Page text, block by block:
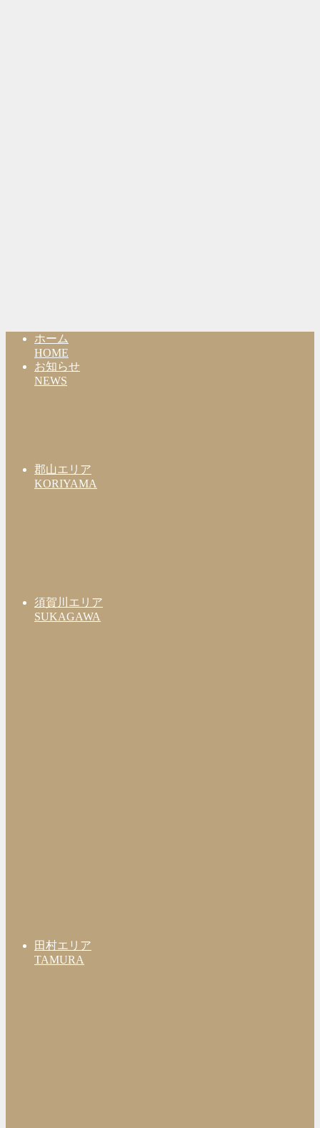
ホーム
HOME
お知らせ
NEWS
郡山エリア
KORIYAMA
須賀川エリア
SUKAGAWA
田村エリア
TAMURA